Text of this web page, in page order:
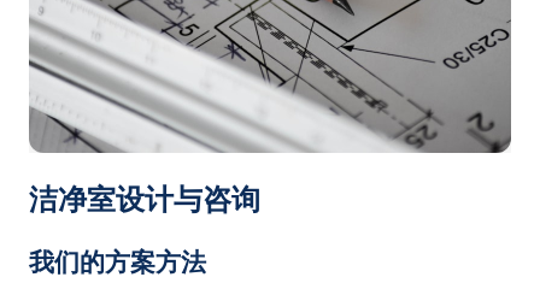
洁净室设计与咨询
我们的方案方法